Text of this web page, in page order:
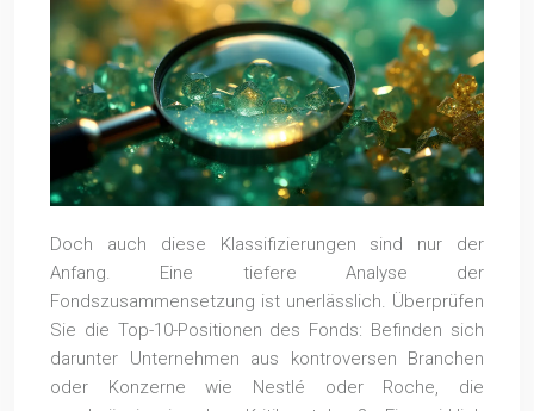
Doch auch diese Klassifizierungen sind nur der
Anfang. Eine tiefere Analyse der
Fondszusammensetzung ist unerlässlich. Überprüfen
Sie die Top-10-Positionen des Fonds: Befinden sich
darunter Unternehmen aus kontroversen Branchen
oder Konzerne wie Nestlé oder Roche, die